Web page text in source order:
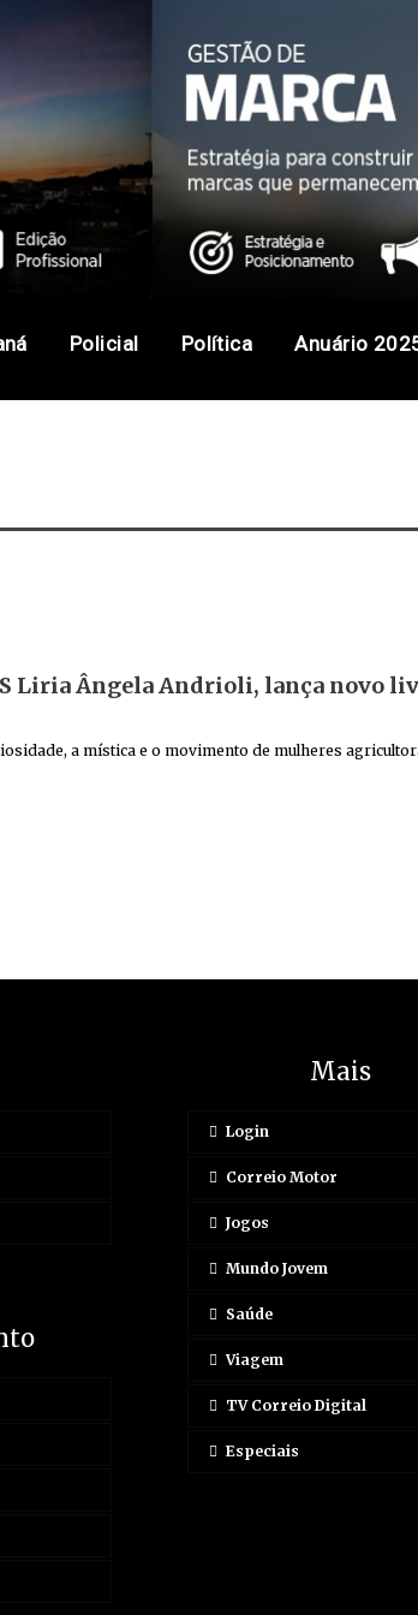
Policial Política Anuário
Liria Ângela Andrioli, lança novo
a mística e o movimento de mulheres
Mais
Login
Correio Motor
Jogos
Mundo Jovem
Saúde
Viagem
TV Correio Digital
Especiais